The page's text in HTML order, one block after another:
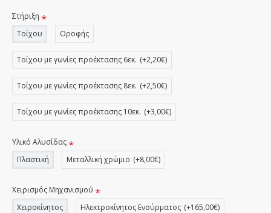
Στήριξη
Τοίχου
Οροφής
Τοίχου με γωνίες προέκτασης 6εκ. (+2,20€)
Τοίχου με γωνίες προέκτασης 8εκ. (+2,50€)
Τοίχου με γωνίες προέκτασης 10εκ. (+3,00€)
Υλικό Αλυσίδας
Πλαστική
Μεταλλική χρώμιο (+8,00€)
Χειρισμός Μηχανισμού
Χειροκίνητος
Ηλεκτροκίνητος Ενσύρματος (+165,00€)